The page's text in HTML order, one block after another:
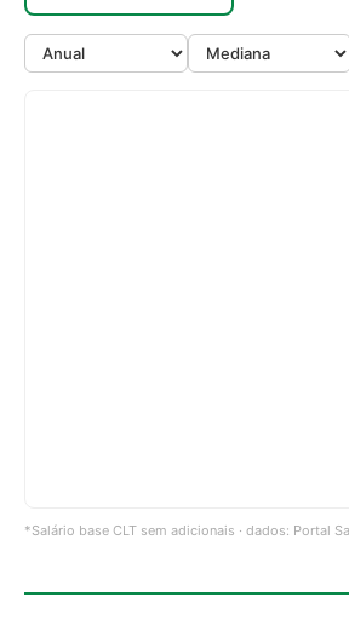
*Salário base CLT sem adicionais · dados: Portal